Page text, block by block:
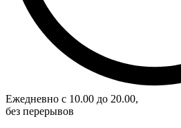
Eжедневно с 10.00 до 20.00,
без перерывов